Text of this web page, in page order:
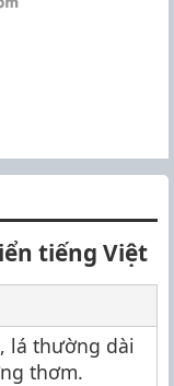
tiếng Việt
lá thường dài
thơm.